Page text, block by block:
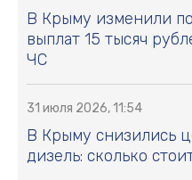
В Крыму изменили
выплат 15 тысяч
ЧС
31 июля 2026, 11:54
В Крыму снизились
дизель: сколько